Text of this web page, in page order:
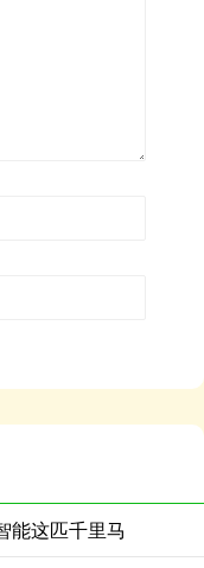
能这匹千里马